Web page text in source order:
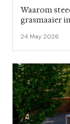
Waarom
grasmaaier
24 May 2026